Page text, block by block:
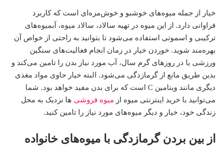
خیار از جمله میوه‌های خوشبو و خوش‌مزه‌ای است که کاربرد
فراوانی دارد. از این میوه در تهیه سالاد، سالاد میوه، آبمیوه‌های
ترکیبی و اسموتی استفاده می‌شود تا بتوانید به راحتی از خواص آن
بهره‌مند شوید. خوردن خیار در زمان انجام فعالیت‌های سنگین
ورزشی یا در روزهای گرم سال، آب مورد نیاز بدن را تامین می‌کند و
بدین طریق مانع از گرمازدگی می‌شود. البته خیار حاوی مواد مغذی
دیگری مانند ویتامین C است که برای بدن مفید خواهد بود. شما
می‌توانید با خرید اینترنتی میوه از میوه فروشی ها نزدیک به محل
زندگی خود، خیار و دیگر میوه‌های مورد نیاز را تامین کنید.
از بین بردن گرمازدگی با میوه‌های خانواده